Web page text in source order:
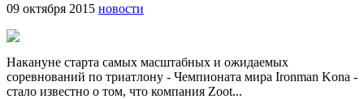
09 октября 2015 новости
Накануне старта самых масштабных и ожидаемых
соревнований по триатлону - Чемпионата мира Ironman Kona -
стало известно о том, что компания Zoot...